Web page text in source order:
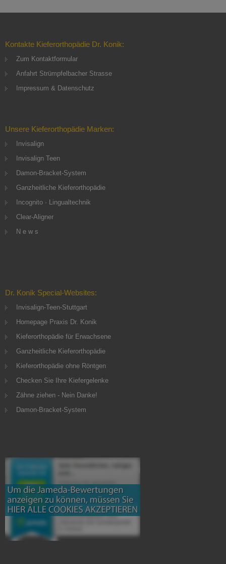
Kontakte Kieferorthopädie Dr. Konik:
Zum Kontaktformular
Anfahrt Strümpfelbacher Strasse
Impressum & Datenschutz
Unsere Kieferorthopädie Marken:
Invisalign
Invisalign Teen
Damon-Bracket-System
Ganzheitliche Kieferorthopädie
Incognito · Lingualtechnik
Clear-Aligner
N e w s
Dr. Konik Special-Websites:
Invisalign-Teen-Stuttgart
Homepage Praxis Dr. Konik
Kieferorthopädie für Erwachsene
Ganzheitliche Kieferorthopädie
Kieferorthopädie ohne Röntgen
Checken Sie Ihre Kiefergelenke
Zähne ziehen - Nein Danke!
Damon-Bracket-System